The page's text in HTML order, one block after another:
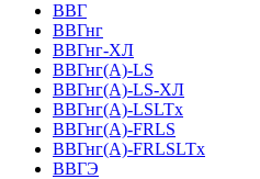
ВВГ
ВВГнг
ВВГнг-ХЛ
ВВГнг(А)-LS
ВВГнг(А)-LS-ХЛ
ВВГнг(А)-LSLTx
ВВГнг(А)-FRLS
ВВГнг(А)-FRLSLTx
ВВГЭ